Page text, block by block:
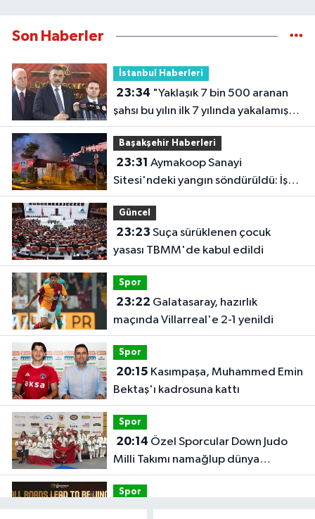
Son Haberler
İstanbul Haberleri
23:34
şahsı bu yılın ilk 7 yılında yakalamış
durumdayız"
Başakşehir Haberleri
23:31
Sitesi'ndeki yangın söndürüldü: İş
yeri kullanılamaz hale geldi
Güncel
23:23
yasası TBMM'de kabul edildi
Spor
23:22
maçında Villarreal'e 2-1 yenildi
Spor
20:15
Bektaş'ı kadrosuna kattı
Spor
20:14
Milli Takımı namağlup dünya
şampiyonu
Spor